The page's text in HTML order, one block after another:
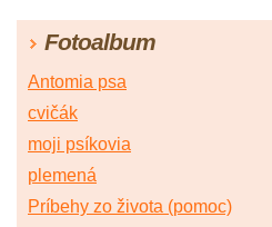
Fotoalbum
Antomia psa
cvičák
moji psíkovia
plemená
Príbehy zo života (pomoc)